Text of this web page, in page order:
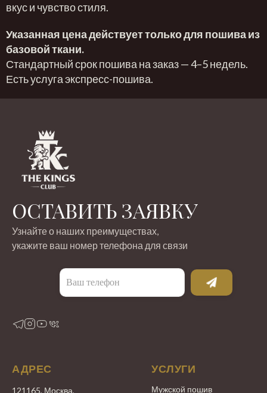
вкус и чувство стиля.
Указанная цена действует только для пошива из
базовой ткани.
Стандартный срок пошива на заказ — 4–5 недель.
Есть услуга экспресс-пошива.
ОСТАВИТЬ ЗАЯВКУ
Узнайте о наших преимуществах,
укажите ваш номер телефона для связи
АДРЕС
121165, Москва,
УСЛУГИ
Мужской пошив